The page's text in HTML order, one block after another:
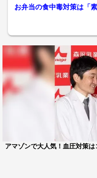
衣子さんの「発酵レモン
お弁当の食中毒対策は「
アマゾンで大人気！血圧対策